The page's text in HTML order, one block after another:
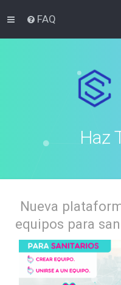
FAQ
Haz
Nueva
equipos para